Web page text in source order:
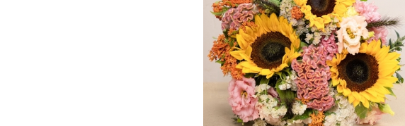
leurs boutons.
Une explosion de couleurs dans un bouquet de
roses fraîches !
Il contient :
- Un mélange harmonieux de roses roses,
rouges, jaunes et orange
- Quelques feuillages pour structurer